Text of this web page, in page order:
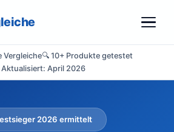
Vergleiche🔍 10+ Produkte getestet
Aktualisiert: April 2026
2026 ermittelt